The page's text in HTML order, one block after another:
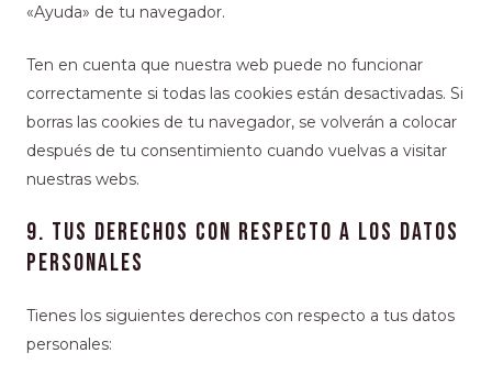
«Ayuda» de tu navegador.
Ten en cuenta que nuestra web puede no funcionar
correctamente si todas las cookies están desactivadas. Si
borras las cookies de tu navegador, se volverán a colocar
después de tu consentimiento cuando vuelvas a visitar
nuestras webs.
9. Tus derechos con respecto a los datos
personales
Tienes los siguientes derechos con respecto a tus datos
personales: